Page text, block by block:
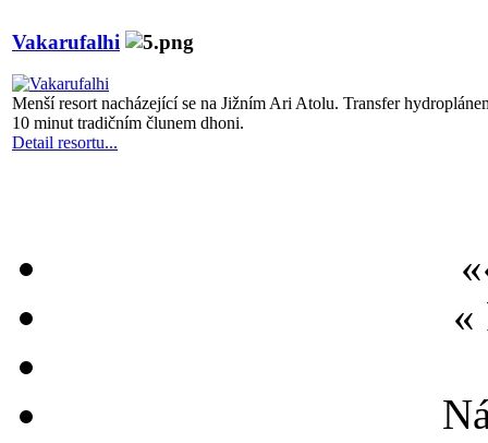
Vakarufalhi
Menší resort nacházející se na Jižním Ari Atolu. Transfer
10 minut tradičním člunem dhoni.
Detail resortu...
«